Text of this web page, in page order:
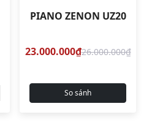
PIANO ZENON UZ20
23.000.000₫26.000.000₫
So sánh